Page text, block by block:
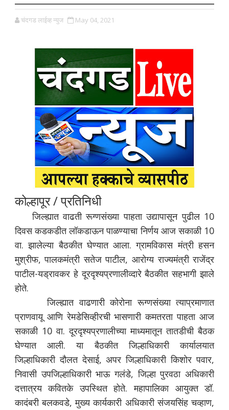
चंदगड लाईव्ह न्युज May 04, 2021
कोल्हापूर / प्रतिनिधी
जिल्ह्यात वाढती रूग्णसंख्या पाहता उद्यापासून पुढील 10
दिवस कडकडीत लॉकडाऊन पाळण्याचा निर्णय आज सकाळी 10
वा. झालेल्या बैठकीत घेण्यात आला. ग्रामविकास मंत्री हसन
मुश्रीफ, पालकमंत्री सतेज पाटील, आरोग्य राज्यमंत्री राजेंद्र
पाटील-यड्रावकर हे दूरदृश्यप्रणालीव्दारे बैठकीत सहभागी झाले
होते.
जिल्ह्यात वाढणारी कोरोना रूग्णसंख्या त्याप्रमाणात
प्राणवायू आणि रेमडेसिव्हीरची भासणारी कमतरता पाहता आज
सकाळी 10 वा. दूरदृश्यप्रणालीच्या माध्यमातून तातडीची बैठक
घेण्यात आली. या बैठकीत जिल्हाधिकारी कार्यालयात
जिल्हाधिकारी दौलत देसाई, अपर जिल्हाधिकारी किशोर पवार,
निवासी उपजिल्हाधिकारी भाऊ गलंडे, जिल्हा पुरवठा अधिकारी
दत्तात्रय कवितके उपस्थित होते. महापालिका आयुक्त डॉ.
कादंबरी बलकवडे, मुख्य कार्यकारी अधिकारी संजयसिंह चव्हाण,